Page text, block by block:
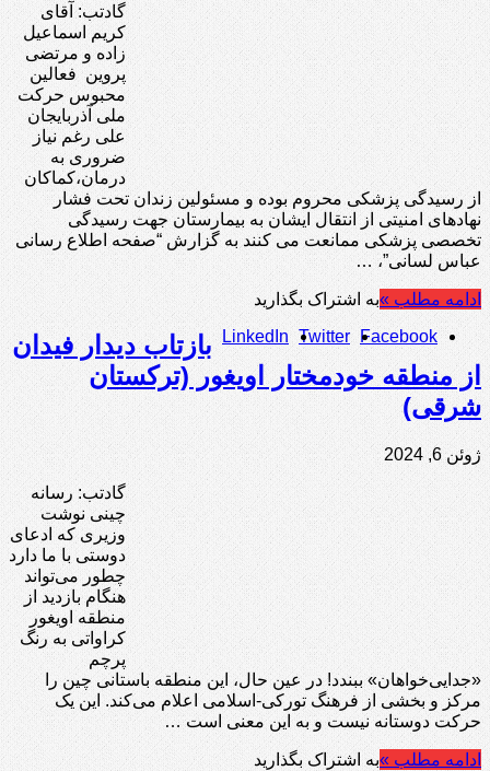
گادتب: آقای
کریم اسماعیل
زاده و مرتضی
پروین فعالین
محبوس حرکت
ملی آذربایجان
علی رغم نیاز
ضروری به
درمان،کماکان
از رسیدگی پزشکی محروم بوده و مسئولین زندان تحت فشار
نهادهای امنیتی از انتقال ایشان به بیمارستان جهت رسیدگی
تخصصی پزشکی ممانعت می کنند به گزارش “صفحه اطلاع رسانی
عباس لسانی”، …
ادامه مطلب »به اشتراک بگذارید
Facebook
Twitter
LinkedIn
بازتاب دیدار فیدان
از منطقه خودمختار اویغور (ترکستان
شرقی)
ژوئن 6, 2024
گادتب: رسانه
چینی نوشت
وزیری که ادعای
دوستی با ما دارد
چطور می‌تواند
هنگام بازدید از
منطقه اویغور
کراواتی به رنگ
پرچم
«جدایی‌خواهان» ببندد! در عین حال، این منطقه باستانی چین را
مرکز و بخشی از فرهنگ تورکی-اسلامی اعلام می‌کند. این یک
حرکت دوستانه نیست و به این معنی است …
ادامه مطلب »به اشتراک بگذارید